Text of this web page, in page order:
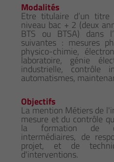
Modalités
Etre titulaire d’un titre
niveau bac + 2 (deux
BTS ou BTSA) dans
suivantes : mesures
physico-chimie,
laboratoire, génie
industrielle, contrôle
automatismes,
Objectifs
La mention Métiers de
mesure et du contrôle
la formation de
intermédiaires, de
projet, et de
d'interventions.